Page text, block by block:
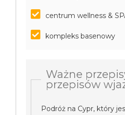
centrum wellness &
kompleks basenowy
Ważne
przepisów
Podróż na Cypr, który